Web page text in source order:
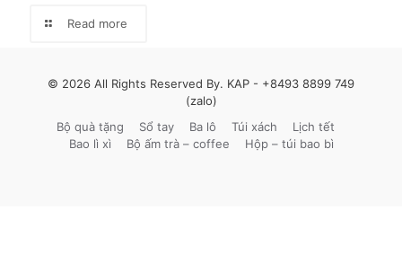
Read more
© 2026 All Rights Reserved By. KAP - +8493 8899 749
(zalo)
Bộ quà tặng
Sổ tay Ba lô Túi xách
Lịch tết
Bao lì xì
Bộ ấm trà – coffee Hộp – túi bao bì